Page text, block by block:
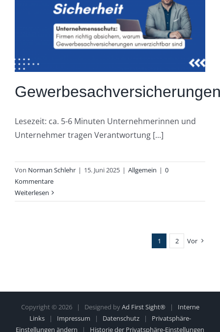
Lesezeit: ca. 5-6 Minuten Unternehmerinnen und
Unternehmer tragen Verantwortung [...]
Von Norman Schlehr | 15. Juni 2025 | Allgemein | 0
Kommentare
Weiterlesen
1 2 Vor
Copyright © 2026 | Designed byAd First Sight®| Interne
Links| Impressum | Datenschutz| Privatsphäre-
Einstellungen ändern | Historie der Privatsphäre-Einstellungen